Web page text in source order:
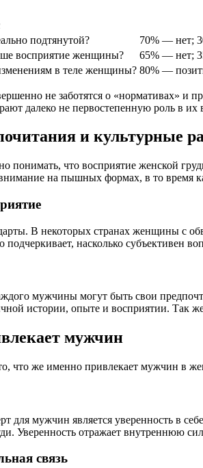
подтянутой?
70% — нет;
восприятие женщины?
65% — нет;
в теле женщины? 80% —
не заботятся о «нормативах» и
далеко не первостепенную роль в их
и культурные
понимать, что восприятие женской
на пышных формах, в то время
В некоторых странах женщины с
подчеркивает, насколько субъективен
мужчины могут быть свои
истории, опыте и восприятии. Так
мужчин
что же именно привлекает мужчин в
для мужчин является уверенность в
Уверенность отражает внутреннюю
связь